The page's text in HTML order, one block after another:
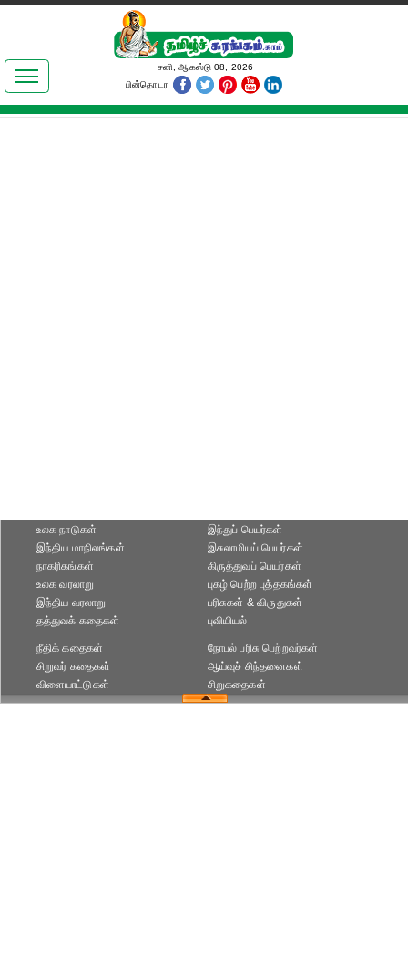
இலக்கியங்கள்
தமிழ் உலகம்
சனி, ஆகஸ்டு 08, 2026
பின்தொடர
உலக நாடுகள்
இந்திய மாநிலங்கள்
நாகரிகங்கள்
இந்துப் பெயர்கள்
இசுலாமியப் பெயர்கள்
கிருத்துவப் பெயர்கள்
உலக வரலாறு
இந்திய வரலாறு
தத்துவக் கதைகள்
புகழ் பெற்ற புத்தகங்கள்
பரிசுகள் & விருதுகள்
புவியியல்
நீதிக் கதைகள்
சிறுவர் கதைகள்
விளையாட்டுகள்
நோபல் பரிசு‎ பெற்றவர்‎கள்
ஆய்வுச் சிந்தனைகள்
சிறுகதைகள்